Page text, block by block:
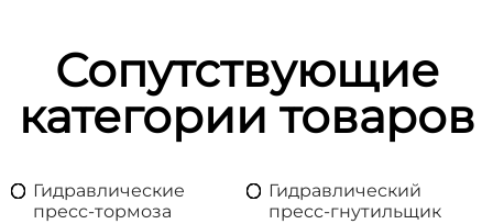
Сопутствующие
категории товаров
Гидравлические
пресс-тормоза
Гидравлический
пресс-гнутильщик